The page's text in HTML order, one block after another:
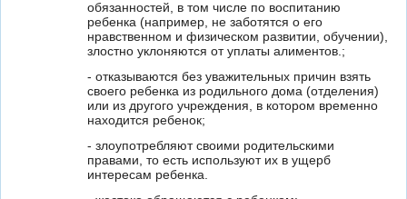
обязанностей, в том числе по воспитанию
ребенка (например, не заботятся о его
нравственном и физическом развитии, обучении),
злостно уклоняются от уплаты алиментов.;
- отказываются без уважительных причин взять
своего ребенка из родильного дома (отделения)
или из другого учреждения, в котором временно
находится ребенок;
- злоупотребляют своими родительскими
правами, то есть используют их в ущерб
интересам ребенка.